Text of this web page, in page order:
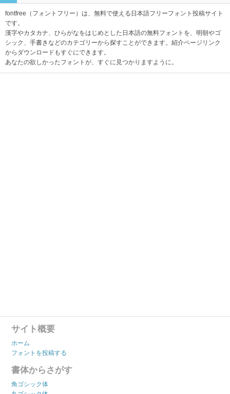
fontfree（フォントフリー）は、無料で使える日本語フリーフォント投稿サイト
です。
漢字やカタカナ、ひらがなをはじめとした日本語の無料フォントを、明朝やゴ
シック、手書きなどのカテゴリーから探すことができます。紹介ページリンク
からダウンロードもすぐにできます。
あなたの欲しかったフォントが、すぐに見つかりますように。
サイト概要
ホーム
フォントを投稿する
書体からさがす
角ゴシック体